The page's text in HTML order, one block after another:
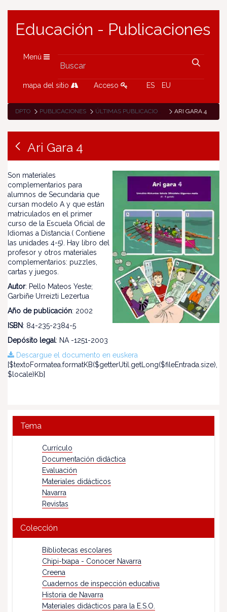
Educación - Publicaciones
Menú
mapa del sitio Acceso ES EU
DPTO PUBLICACIONES ÚLTIMAS PUBLICACIONES ARI GARA 4
Ari Gara 4
Son materiales
complementarios para
alumnos de Secundaria que
cursan modelo A y que están
matriculados en el primer
curso de la Escuela Oficial de
Idiomas a Distancia.( Contiene
las unidades 4-5). Hay libro del
profesor y otros materiales
complementarios: puzzles,
cartas y juegos.
Autor: Pello Mateos Yeste;
Garbiñe Urreizti Lezertua
Año de publicación: 2002
ISBN: 84-235-2384-5
Depósito legal: NA -1251-2003
Descargue el documento en euskera
[$textoFormatea.formatKB($getterUtil.getLong($fileEntrada.size),
$locale)Kb]
Tema
Currículo
Documentación didáctica
Evaluación
Materiales didácticos
Navarra
Revistas
Colección
Bibliotecas escolares
Chipi-txapa - Conocer Navarra
Creena
Cuadernos de inspección educativa
Historia de Navarra
Materiales didácticos para la E.S.O.